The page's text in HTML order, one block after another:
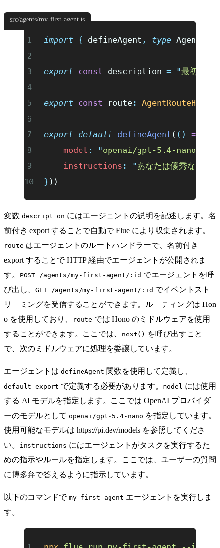
src/agents/my-first-agent.ts
import { defineAgent , type
export const description = "最初のエ
export const route :
export default defineAgent ( () =>
	model
: "openai/gpt-5.4-nano
	instructions
: "あなたは優秀なアシ
} ))
変数 description にはエージェントの説明を記述します。名
前付き export することで自動で Flue により収集されます。
route はエージェントのルートハンドラーで、名前付き
export することで HTTP 経由でエージェントが公開されま
す。
POST /agents/my-first-agent/:id でエージェントを呼
び出し、 GET /agents/my-first-agent/:id でイベントスト
リーミングを受信することができます。ルーティングは Hon
o を使用しており、 route では Hono のミドルウェアを使用
することができます。ここでは、
next() を呼び出すこと
で、次のミドルウェアに処理を委譲しています。
エージェントは defineAgent 関数を使用して定義し、
default export で定義する必要があります。 model には使用
する AI モデルを指定します。ここでは OpenAI プロバイダ
ーのモデルとして openai/gpt-5.4-nano を指定しています。
使用可能なモデルは https://pi.dev/models を参照してくださ
い。
instructions にはエージェントがタスクを実行するた
めの指示やルールを指定します。ここでは、ユーザーの質問
に博多弁で答えるように指示しています。
以下のコマンドで my-first-agent エージェントを実行しま
す。